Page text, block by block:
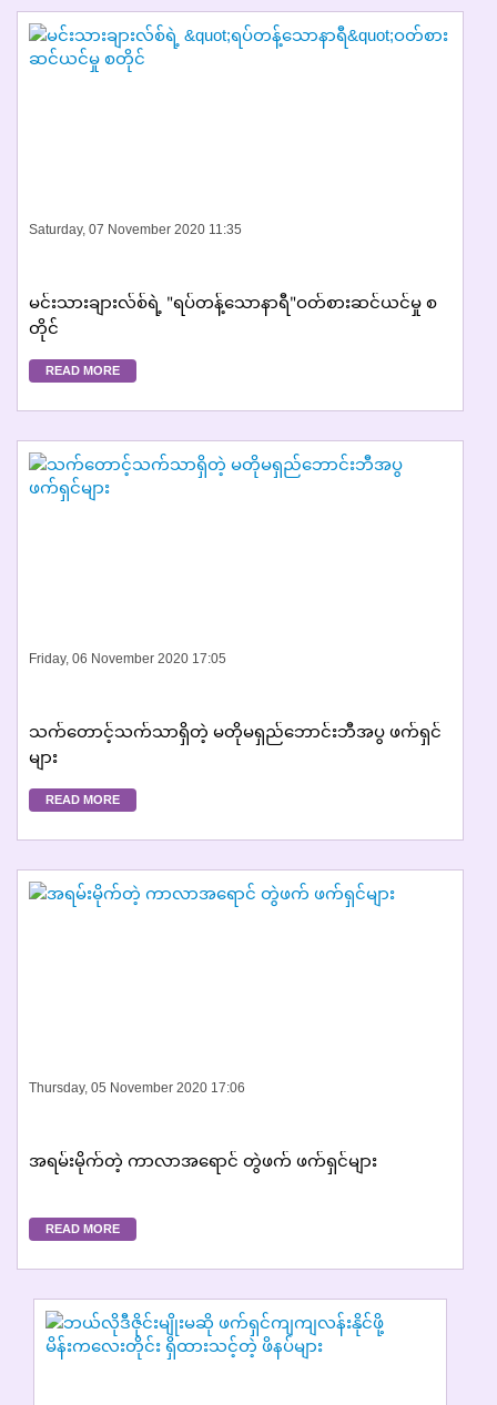
Saturday, 07 November 2020 11:35
မင်းသားချားလ်စ်ရဲ့ "ရပ်တန့်သောနာရီ"ဝတ်စားဆင်ယင်မှု စ
တိုင်
READ MORE
Friday, 06 November 2020 17:05
သက်တောင့်သက်သာရှိတဲ့ မတိုမရှည်ဘောင်းဘီအပွ ဖက်ရှင်
များ
READ MORE
Thursday, 05 November 2020 17:06
အရမ်းမိုက်တဲ့ ကာလာအရောင် တွဲဖက် ဖက်ရှင်များ
READ MORE